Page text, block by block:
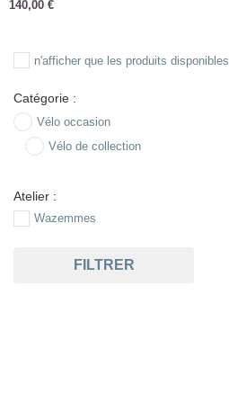
140,00 €
n'afficher que les produits disponibles
Catégorie :
Vélo occasion
Vélo de collection
Atelier :
Wazemmes
FILTRER